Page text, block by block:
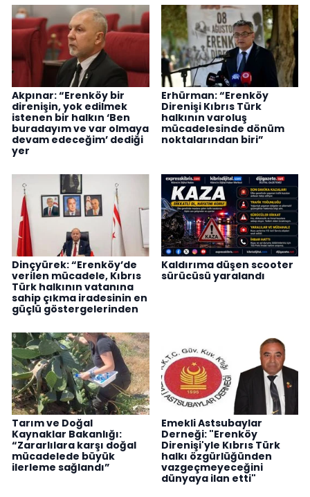
Akpınar: “Erenköy bir
direnişin, yok edilmek
istenen bir halkın ‘Ben
buradayım ve var olmaya
devam edeceğim’ dediği
yer
Erhürman: “Erenköy
Direnişi Kıbrıs Türk
halkının varoluş
mücadelesinde dönüm
noktalarından biri”
Dinçyürek: “Erenköy’de
verilen mücadele, Kıbrıs
Türk halkının vatanına
sahip çıkma iradesinin en
güçlü göstergelerinden
Kaldırıma düşen scooter
sürücüsü yaralandı
Tarım ve Doğal
Kaynaklar Bakanlığı:
“Zararlılara karşı doğal
mücadelede büyük
ilerleme sağlandı”
Emekli Astsubaylar
Derneği: "Erenköy
Direnişi'yle Kıbrıs Türk
halkı özgürlüğünden
vazgeçmeyeceğini
dünyaya ilan etti"